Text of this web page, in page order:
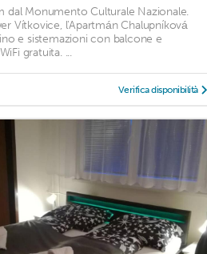
dal Monumento Culturale Nazionale.
Vítkovice, l'Apartmán Chalupníková
e sistemazioni con balcone e
gratuita. ...
Verifica disponibilità